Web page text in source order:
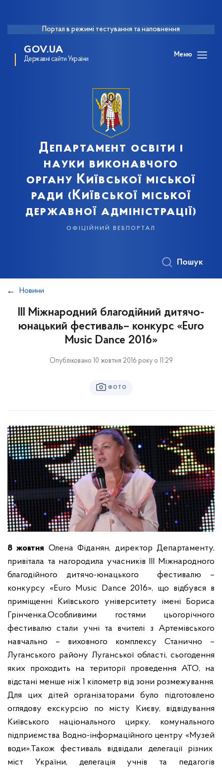
Портал в режимі тестування та наповнення
GOV.UA
Державні сайти України
Меню
Департамент освіти і
науки виконавчого
органу Київської міської
ради (Київської міської
державної адміністрації)
офіційний вебпортал
Пошук
Новини
ІІІ Міжнародний благодійний дитячо-
юнацький фестиваль– конкурс «Euro
Music Dance 2016»
Опубліковано 10 жовтня 2016 року о 11:29
ФОТО
8 жовтня Олена Фіданян, директор Департаменту,
привітала та нагородила учасників ІІІ Міжнародного
благодійного дитячо-юнацького фестивалю –
конкурсу «Euro Music Dance 2016», що відбувся в
приміщенні Київського університету імені Бориса
Грінченка.Особливими гостями цьогорічного
фестивалю стали учні та вчителі з Артемівського
навчально – виховного комплексу Станично –
Луганського району Луганської області, сьогодення
яких проходить на території проведення АТО, на
відстані менше ніж 1 кілометр від зони розмежування.
Для цих дітей організаторами було підготовлено
оглядову екскурсію по місту Києву, відвідування
Київського національного цирку, комунального
підприємства Водно-інформаційного центру «Музей
води».Також фестиваль відвідали делегації різних
міст України, делегація учнів та педагогів